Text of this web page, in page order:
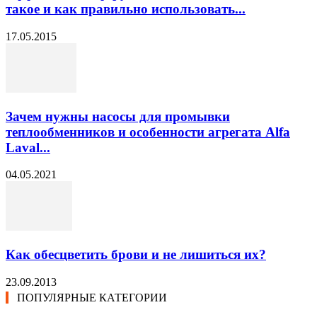
такое и как правильно использовать...
17.05.2015
Зачем нужны насосы для промывки
теплообменников и особенности агрегата Alfa
Laval...
04.05.2021
Как обесцветить брови и не лишиться их?
23.09.2013
ПОПУЛЯРНЫЕ КАТЕГОРИИ